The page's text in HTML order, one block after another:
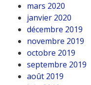
mars 2020
janvier 2020
décembre 2019
novembre 2019
octobre 2019
septembre 2019
août 2019